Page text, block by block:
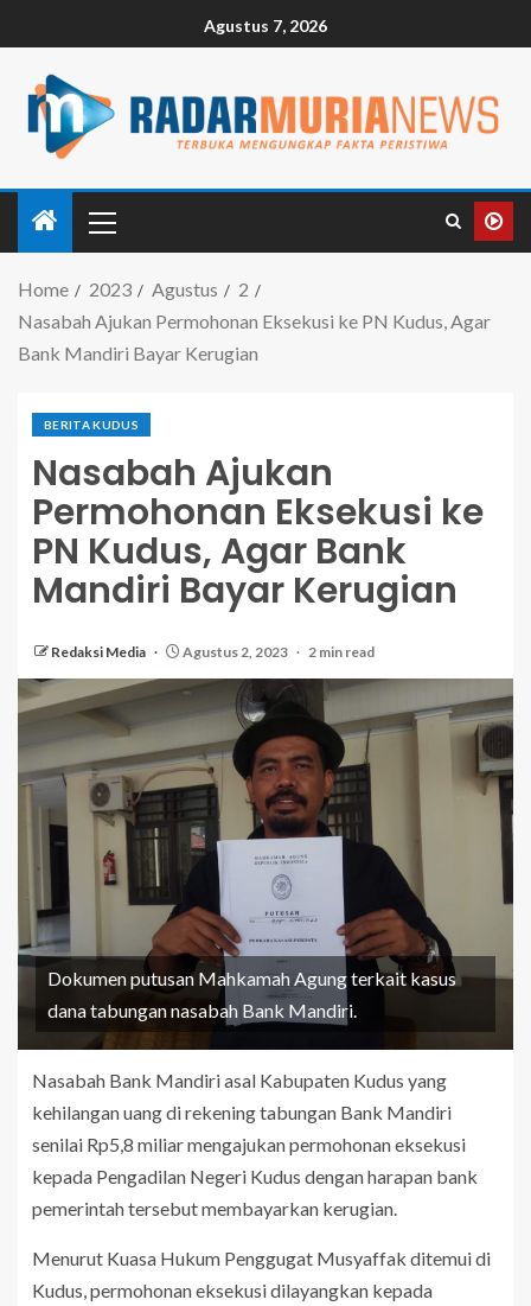
Agustus 7, 2026
Home 2023 Agustus
2
Nasabah Ajukan Permohonan Eksekusi ke PN Kudus, Agar
Bank Mandiri Bayar Kerugian
BERITA KUDUS
Nasabah Ajukan
Permohonan Eksekusi ke
PN Kudus, Agar Bank
Mandiri Bayar Kerugian
Redaksi Media Agustus 2, 2023 2 min read
Dokumen putusan Mahkamah Agung terkait kasus
dana tabungan nasabah Bank Mandiri.
Nasabah Bank Mandiri asal Kabupaten Kudus yang
kehilangan uang di rekening tabungan Bank Mandiri
senilai Rp5,8 miliar mengajukan permohonan eksekusi
kepada Pengadilan Negeri Kudus dengan harapan bank
pemerintah tersebut membayarkan kerugian.
Menurut Kuasa Hukum Penggugat Musyaffak ditemui di
Kudus, permohonan eksekusi dilayangkan kepada